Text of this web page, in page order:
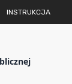
INSTRUKCJA